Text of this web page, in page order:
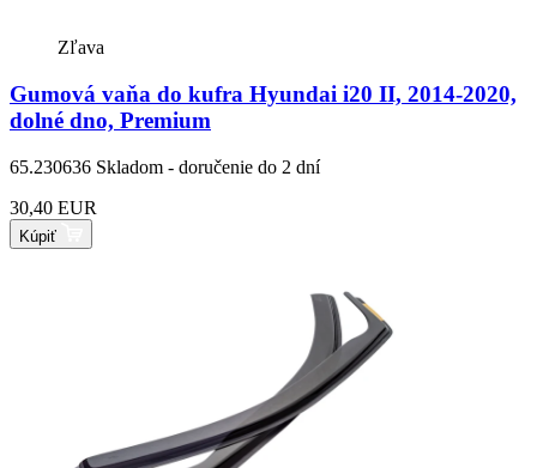
Zľava
Gumová vaňa do kufra Hyundai i20 II, 2014-2020,
dolné dno, Premium
65.230636 Skladom - doručenie do 2 dní
30,40 EUR
Kúpiť